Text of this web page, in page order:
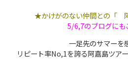
★かけがのない仲間との「
5/6,7のブログにも
一足先のサマーを
リピート率No,1を誇る阿嘉島ツア